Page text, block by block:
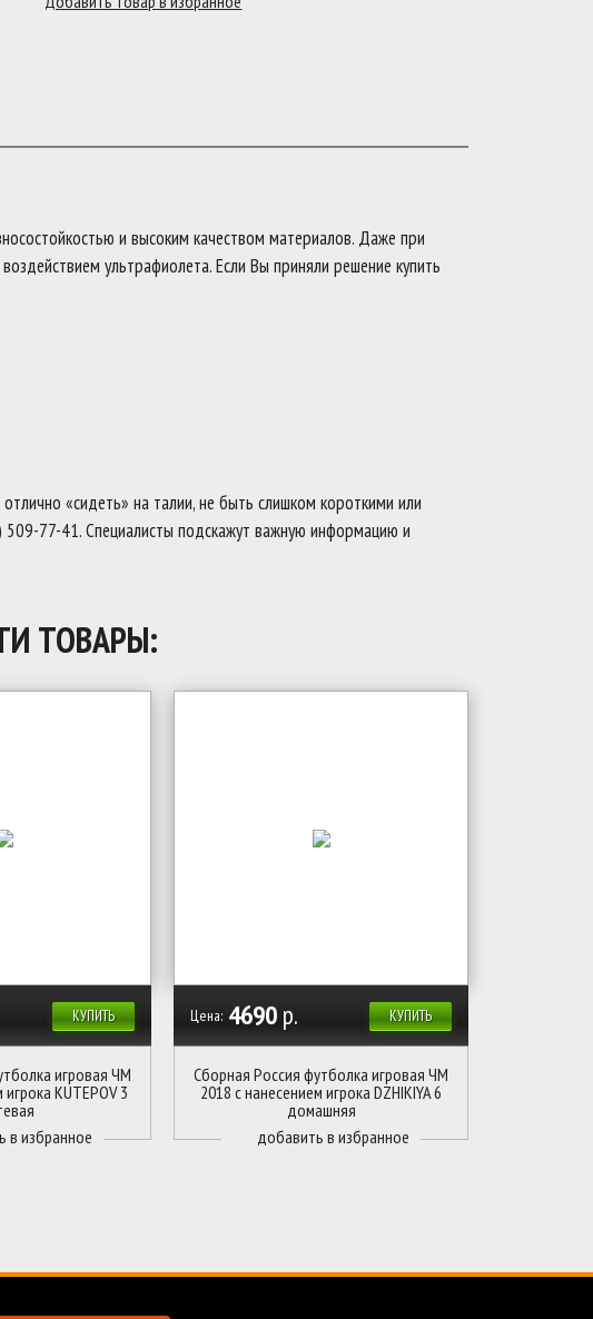
и высоким качеством материалов. Даже при
ультрафиолета. Если Вы приняли решение купить
«сидеть» на талии, не быть слишком короткими или
509-77-41. Специалисты подскажут важную информацию и
ТОВАРЫ:
КУПИТЬ
игровая ЧМ
KUTEPOV 3
КУПИТЬ
Цена: 4690р.
Сборная Россия футболка игровая ЧМ
2018 с нанесением игрока DZHIKIYA 6
домашняя